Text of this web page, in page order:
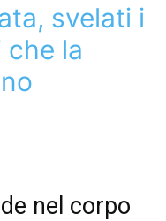
svelati i
che la
nel corpo